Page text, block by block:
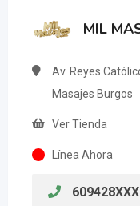
MIL
Av. Reyes
Masajes Burgos
Ver Tienda
Línea Ahora
609428XXX